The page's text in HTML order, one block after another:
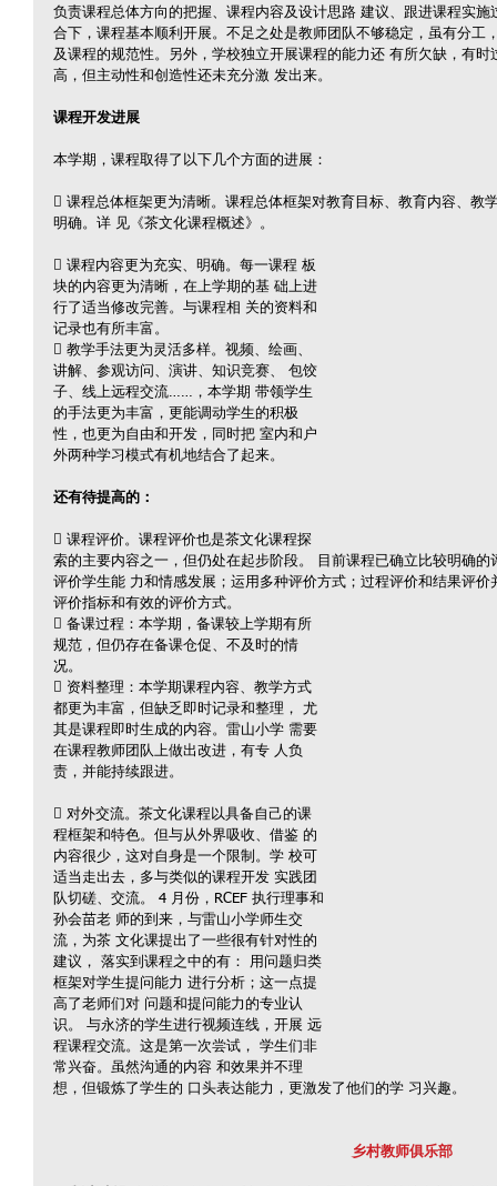
负责课程总体方向的把握、课程内容及设计思路 建议、跟进课程实
合下，课程基本顺利开展。不足之处是教师团队不够稳定，虽有分工
及课程的规范性。另外，学校独立开展课程的能力还 有所欠缺，有
高，但主动性和创造性还未充分激 发出来。
课程开发进展
本学期，课程取得了以下几个方面的进展：
 课程总体框架更为清晰。课程总体框架对教育目标、教育内容、教
明确。详 见《茶文化课程概述》。
 课程内容更为充实、明确。每一课程 板
块的内容更为清晰，在上学期的基 础上进
行了适当修改完善。与课程相 关的资料和
记录也有所丰富。
 教学手法更为灵活多样。视频、绘画、
讲解、参观访问、演讲、知识竞赛、 包饺
子、线上远程交流……，本学期 带领学生
的手法更为丰富，更能调动学生的积极
性，也更为自由和开发，同时把 室内和户
外两种学习模式有机地结合了起来。
还有待提高的：
 课程评价。课程评价也是茶文化课程探
索的主要内容之一，但仍处在起步阶段。 目前课程已确立比较明确
评价学生能 力和情感发展；运用多种评价方式；过程评价和结果评
评价指标和有效的评价方式。
 备课过程：本学期，备课较上学期有所
规范，但仍存在备课仓促、不及时的情
况。
 资料整理：本学期课程内容、教学方式
都更为丰富，但缺乏即时记录和整理， 尤
其是课程即时生成的内容。雷山小学 需要
在课程教师团队上做出改进，有专 人负
责，并能持续跟进。
 对外交流。茶文化课程以具备自己的课
程框架和特色。但与从外界吸收、借鉴 的
内容很少，这对自身是一个限制。学 校可
适当走出去，多与类似的课程开发 实践团
队切磋、交流。 4 月份，RCEF 执行理事和
孙会苗老 师的到来，与雷山小学师生交
流，为茶 文化课提出了一些很有针对性的
建议， 落实到课程之中的有： 用问题归类
框架对学生提问能力 进行分析；这一点提
高了老师们对 问题和提问能力的专业认
识。 与永济的学生进行视频连线，开展 远
程课程交流。这是第一次尝试， 学生们非
常兴奋。虽然沟通的内容 和效果并不理
想，但锻炼了学生的 口头表达能力，更激发了他们的学 习兴趣。
乡村教师俱乐部